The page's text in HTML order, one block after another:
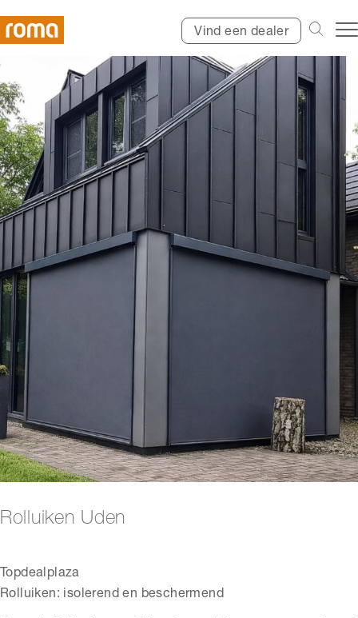
Vind een dealer
Rolluiken Uden
Topdealplaza
Rolluiken: isolerend en beschermend